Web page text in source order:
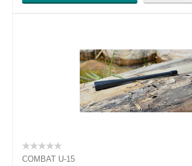
COMBAT U-15